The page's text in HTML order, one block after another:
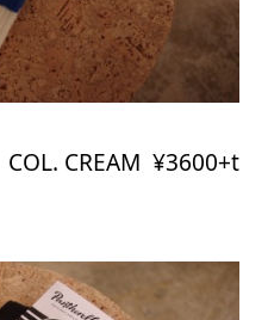
CREAM ¥3600+t